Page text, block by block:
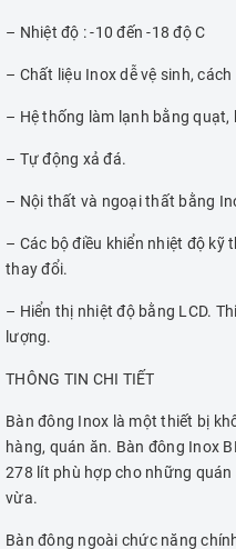
– Nhiệt độ : -10 đến -18 độ C
– Chất liệu Inox dễ vệ sinh,
– Hệ thống làm lạnh bằng
– Tự động xả đá.
– Nội thất và ngoại thất bằng
– Các bộ điều khiển nhiệt độ kỹ
thay đổi.
– Hiển thị nhiệt độ bằng LCD.
lượng.
THÔNG TIN CHI TIẾT
Bàn đông Inox là một thiết bị
hàng, quán ăn. Bàn đông Inox
278 lít phù hợp cho những
vừa.
Bàn đông ngoài chức năng